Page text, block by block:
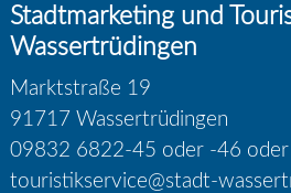
Stadtmarketing und
Wassertrüdingen
Marktstraße 19
91717 Wassertrüdingen
09832 6822-45 oder -46
touristikservice@stadt-